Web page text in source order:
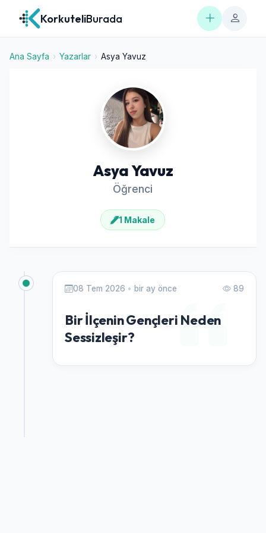
KorkuteliBurada
Ana Sayfa › Yazarlar › Asya Yavuz
Asya Yavuz
Öğrenci
1 Makale
08 Tem 2026 • bir ay önce 89
Bir İlçenin Gençleri Neden
Sessizleşir?